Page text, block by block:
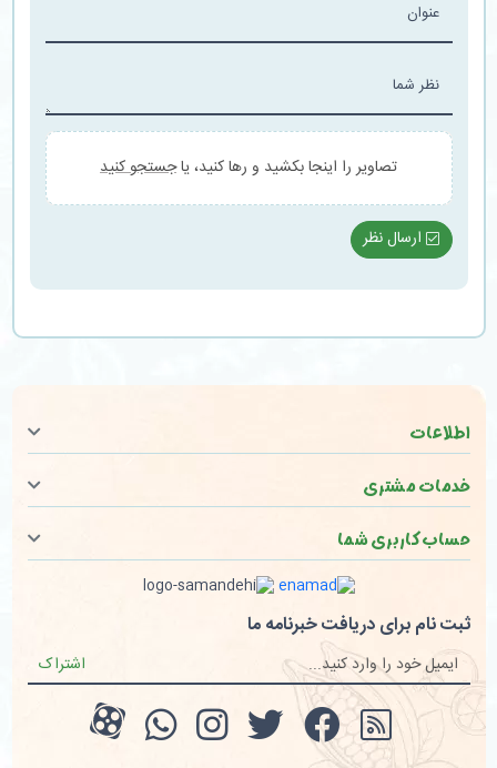
عنوان
نظر شما
تصاویر را اینجا بکشید و رها کنید، یاجستجو کنید
ارسال نظر
اطلاعات
خدمات مشتری
حساب کاربری شما
ثبت نام برای دریافت خبرنامه ما
اشتراک
RSSصفحه فیسبوک
صفحه تویتر
کانال آپارات
تماس با
کانال